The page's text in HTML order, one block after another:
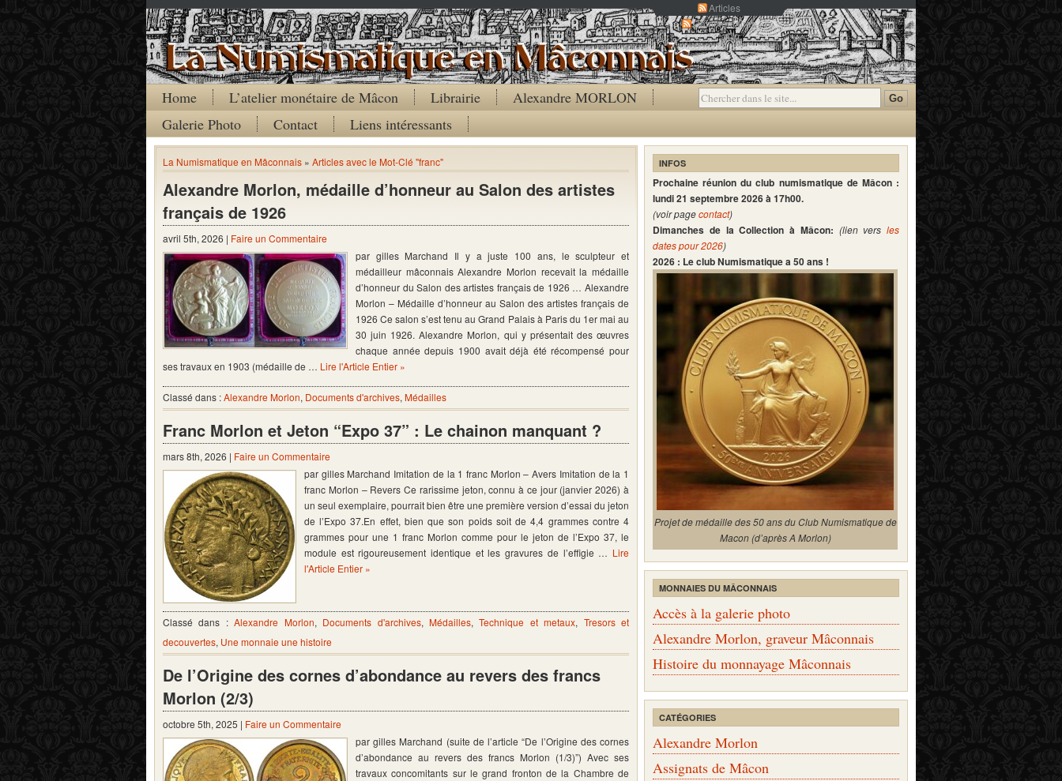
Articles
Commentaires
Home L’atelier monétaire de Mâcon Librairie
Alexandre MORLON
Galerie Photo
Contact Liens intéressants
La Numismatique en Mâconnais » Articles avec le Mot-Clé "franc"
Alexandre Morlon, médaille d’honneur au Salon des artistes
français de 1926
avril 5th, 2026 | Faire un Commentaire
par gilles Marchand Il y a juste 100 ans, le sculpteur et
médailleur mâconnais Alexandre Morlon recevait la médaille
d’honneur du Salon des artistes français de 1926 … Alexandre
Morlon – Médaille d’honneur au Salon des artistes français de
1926 Ce salon s’est tenu au Grand Palais à Paris du 1er mai au
30 juin 1926. Alexandre Morlon, qui y présentait des œuvres
chaque année depuis 1900 avait déjà été récompensé pour
ses travaux en 1903 (médaille de … Lire l'Article Entier »
Classé dans :Alexandre Morlon, Documents d'archives, Médailles
Franc Morlon et Jeton “Expo 37” : Le chainon manquant ?
mars 8th, 2026 | Faire un Commentaire
par gilles Marchand Imitation de la 1 franc Morlon – Avers Imitation de la 1
franc Morlon – Revers Ce rarissime jeton, connu à ce jour (janvier 2026) à
un seul exemplaire, pourrait bien être une première version d’essai du jeton
de l’Expo 37.En effet, bien que son poids soit de 4,4 grammes contre 4
grammes pour une 1 franc Morlon comme pour le jeton de l’Expo 37, le
module est rigoureusement identique et les gravures de l’effigie … Lire
l'Article Entier »
Classé dans :Alexandre Morlon, Documents d'archives, Médailles,Technique et metaux, Tresors et
decouvertes, Une monnaie une histoire
De l’Origine des cornes d’abondance au revers des francs
Morlon (2/3)
octobre 5th, 2025 | Faire un Commentaire
par gilles Marchand (suite de l’article “De l’Origine des cornes
d’abondance au revers des francs Morlon (1/3)”) Avec ses
travaux concomitants sur le grand fronton de la Chambre de
INFOS
Prochaine réunion du club numismatique de Mâcon :
lundi 21 septembre 2026 à 17h00.
(voir pagecontact)
Dimanches de la Collection à Mâcon: (lien vers les
dates pour 2026)
2026 : Le club Numismatique a 50 ans !
Projet de médaille des 50 ans du Club Numismatique de
Macon (d’après A Morlon)
MONNAIES DU MÂCONNAIS
Accès à la galerie photo
Alexandre Morlon, graveur Mâconnais
Histoire du monnayage Mâconnais
CATÉGORIES
Alexandre Morlon
Assignats de Mâcon